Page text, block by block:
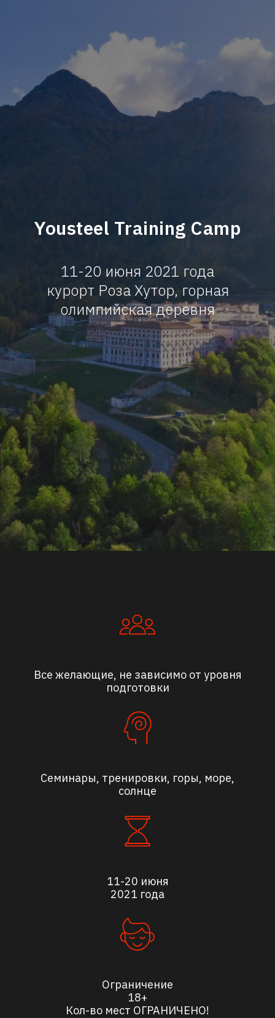
Yousteel Training Camp
11-20 июня 2021 года
курорт Роза Хутор, горная
олимпийская деревня
Все желающие, не зависимо от уровня
подготовки
Семинары, тренировки, горы, море,
солнце
11-20 июня
2021 года
Ограничение
18+
Кол-во мест ОГРАНИЧЕНО!